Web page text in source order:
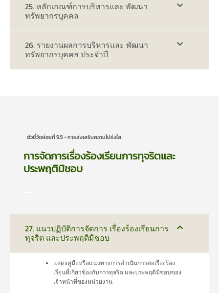
25. หลักเกณฑ์การบริหารและ พัฒนา
ทรัพยากรบุคคล
26. รายงานผลการบริหารและ พัฒนา
ทรัพยากรบุคคล ประจำปี
ตัวชี้วัดย่อยที่ 9.5 - การส่งเสริมความโปร่งใส
การจัดการเรื่องร้องเรียนการทุจริตและ
ประพฤติมิชอบ
27. แนวปฏิบัติการจัดการ เรื่องร้องเรียนการ
ทุจริต และประพฤติมิชอบ
แสดงคู่มือหรือแนวทางการดำเนินการต่อเรื่องร้อง
เรียนที่เกี่ยวข้องกับการทุจริต และประพฤติมิชอบของ
เจ้าหน้าที่ของหน่วยงาน